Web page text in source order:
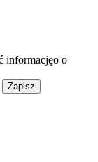
informacjęo o
Zapisz